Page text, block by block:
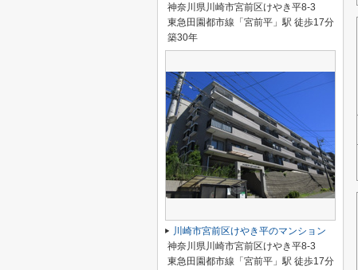
神奈川県川崎市宮前区けやき平8-3
東急田園都市線「宮前平」駅 徒歩17分
築30年
川崎市宮前区けやき平のマンション
神奈川県川崎市宮前区けやき平8-3
東急田園都市線「宮前平」駅 徒歩17分